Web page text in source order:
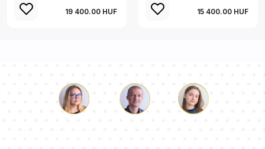
19 400.00 HUF 15 400.00 HUF